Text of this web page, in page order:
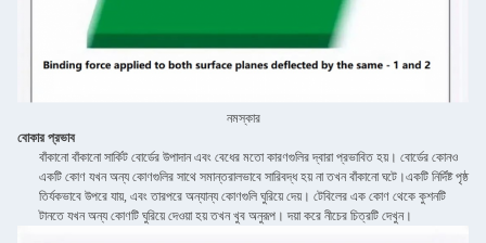
নমস্কার
বোকার প্রভাব
বাঁকানো বাঁকানো সার্কিট বোর্ডের উপাদান এবং বেধের মতো কারণগুলির দ্বারা প্রভাবিত হয়। বোর্ডের কোনও
একটি কোণ যখন অন্য কোণগুলির সাথে সমান্তরালভাবে সারিবদ্ধ হয় না তখন বাঁকানো ঘটে।একটি নির্দিষ্ট পৃষ্ঠ
তির্যকভাবে উপরে যায়, এবং তারপরে অন্যান্য কোণগুলি ঘুরিয়ে দেয়। টেবিলের এক কোণ থেকে কুশনটি
টানতে যখন অন্য কোণটি ঘুরিয়ে দেওয়া হয় তখন খুব অনুরূপ। দয়া করে নীচের চিত্রটি দেখুন।